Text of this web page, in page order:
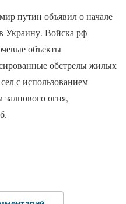
путин объявил о начале
Украину. Войска рф
объекты
обстрелы жилых
с использованием
огня,